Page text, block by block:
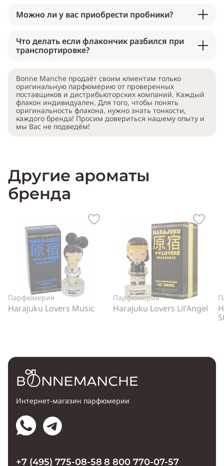
Можно ли у вас приобрести пробники?
Что делать если флакончик разбился при
транспортировке?
Bonne Manche продаёт своим клиентам только
оригинальную парфюмерию от проверенных
поставщиков и дистрибьюторских компаний. Каждый
флакон индивидуален. Для того, чтобы понять
оригинальность флакона, нужно знать тонкости,
каждого бренда! Просим довериться нашему опыту и
мы Вас не подведём!
Другие ароматы
бренда
Парфюмерия
Harajuku Lovers Music
Парфюмерия
Harajuku Lovers Lil'Angel
Интернет-магазин парфюмерии
+7 (495) 775-08-58 8 800 770-07-57